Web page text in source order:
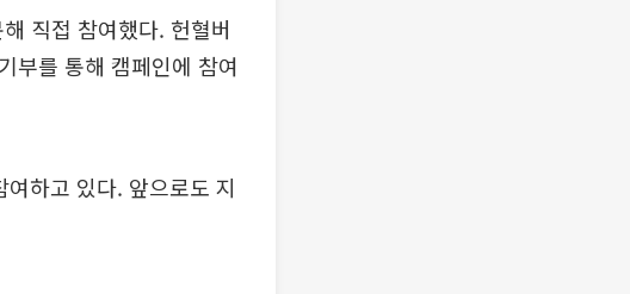
직접 참여했다. 헌혈버
부를 통해 캠페인에 참여
하고 있다. 앞으로도 지